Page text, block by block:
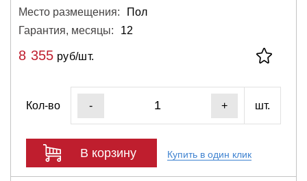
Место размещения:
Пол
Гарантия, месяцы:
12
8 355 руб/шт.
Кол-во - + шт.
В корзину Купить в один клик